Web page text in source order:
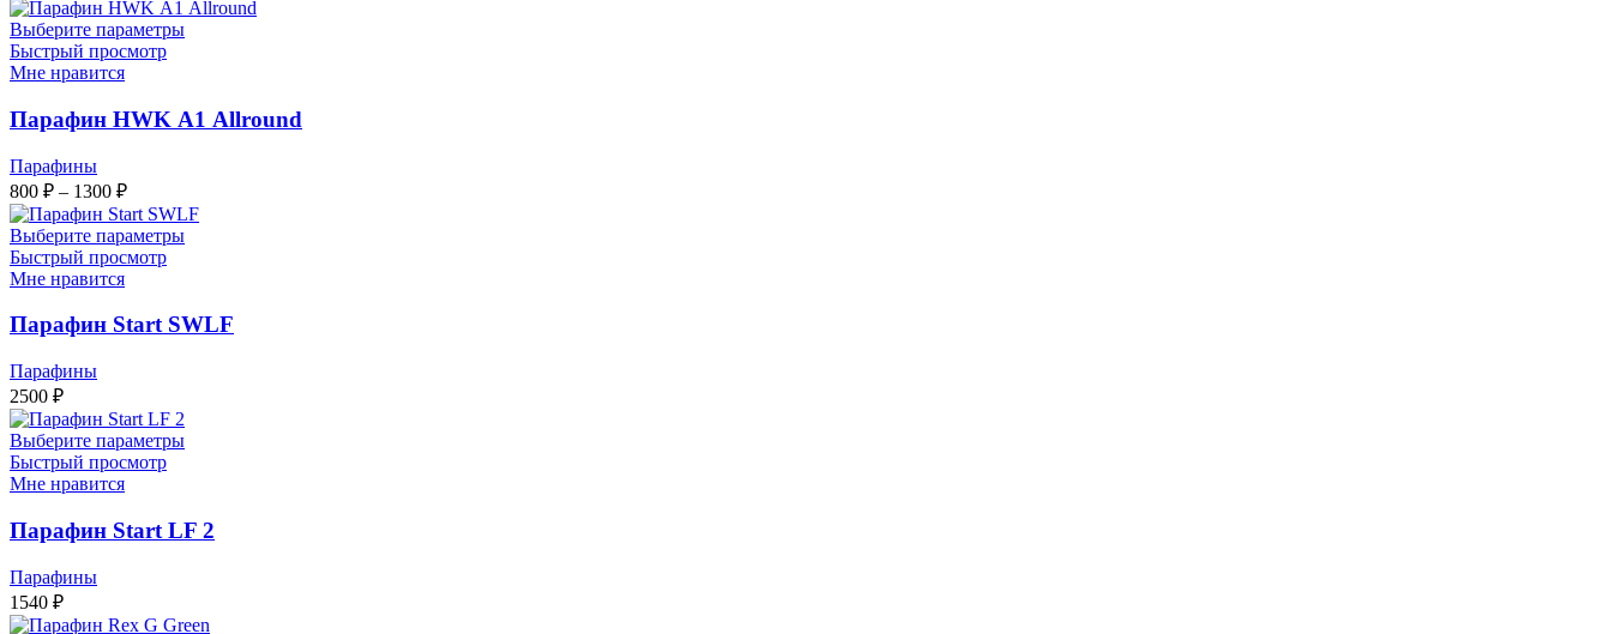
Выберите параметры
Быстрый просмотр
Мне нравится
Парафин HWK А1 Allround
Парафины
800 ₽ – 1300 ₽Диапазон
цен:
800 ₽
–
Выберите параметры
Быстрый просмотр
Мне нравится
Парафин Start SWLF
Парафины
2500 ₽
Выберите параметры
Быстрый просмотр
Мне нравится
Парафин Start LF 2
Парафины
1540 ₽